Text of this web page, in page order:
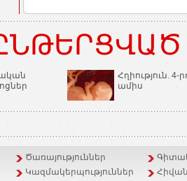
Հղիություն. 4-
ամիս
Ծառայություններ
Կազմակերպություններ